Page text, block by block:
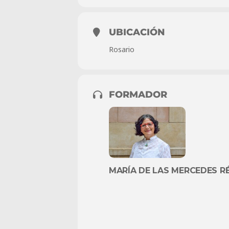
UBICACIÓN
Rosario
FORMADOR
MARÍA DE LAS MERCEDES